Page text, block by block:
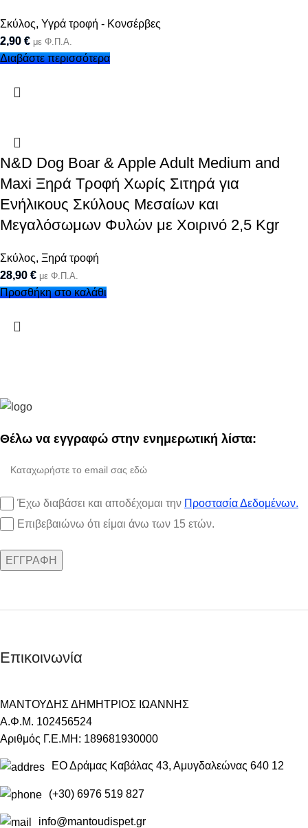
Σκύλος, Υγρά τροφή - Κονσέρβες
2,90 € με Φ.Π.Α.
Διαβάστε περισσότερα
N&D Dog Boar & Apple Adult Medium and
Maxi Ξηρά Τροφή Χωρίς Σιτηρά για
Ενήλικους Σκύλους Μεσαίων και
Μεγαλόσωμων Φυλών με Χοιρινό 2,5 Kgr
Σκύλος, Ξηρά τροφή
28,90 € με Φ.Π.Α.
Προσθήκη στο καλάθι
Θέλω να εγγραφώ στην ενημερωτική λίστα:
Έχω διαβάσει και αποδέχομαι την Προστασία Δεδομένων.
Επιβεβαιώνω ότι είμαι άνω των 15 ετών.
Επικοινωνία
ΜΑΝΤΟΥΔΗΣ ΔΗΜΗΤΡΙΟΣ ΙΩΑΝΝΗΣ
Α.Φ.Μ. 102456524
Αριθμός Γ.Ε.ΜΗ: 189681930000
ΕΟ Δράμας Καβάλας 43, Αμυγδαλεώνας 640 12
(+30) 6976 519 827
info@mantoudispet.gr